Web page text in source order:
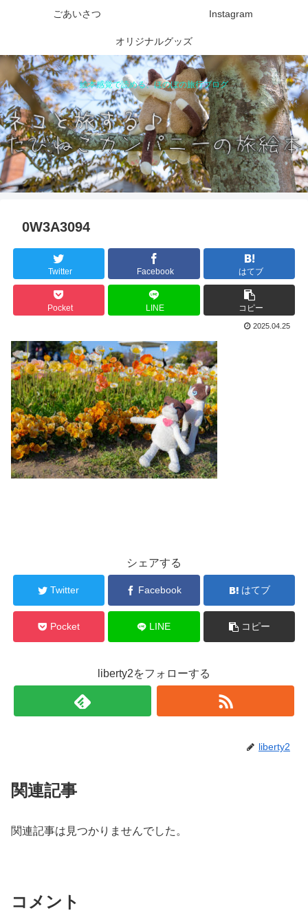
絵本感覚で読める、ほのぼの旅行ブログ
ごあいさつ Instagram
オリジナルグッズ
0W3A3094
Twitter Facebook はてブ
Pocket LINE コピー
2025.04.25
シェアする
Twitter Facebook はてブ
Pocket LINE コピー
liberty2をフォローする
liberty2
関連記事
関連記事は見つかりませんでした。
コメント